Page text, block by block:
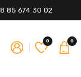
85 674 30 02
0 0